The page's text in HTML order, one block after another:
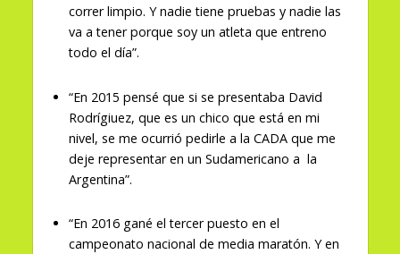
correr limpio. Y nadie tiene pruebas y nadie las
va a tener porque soy un atleta que entreno
todo el día”.
“En 2015 pensé que si se presentaba David
Rodrígiuez, que es un chico que está en mi
nivel, se me ocurrió pedirle a la CADA que me
deje representar en un Sudamericano a la
Argentina”.
“En 2016 gané el tercer puesto en el
campeonato nacional de media maratón. Y en